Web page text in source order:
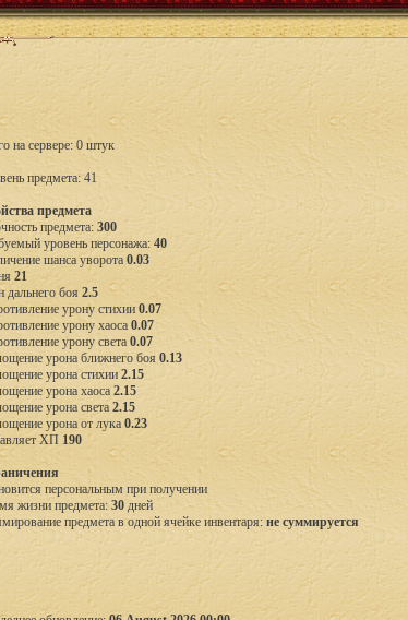
на сервере: 0 штук
предмета: 41
предмета
предмета: 300
уровень персонажа: 40
шанса уворота 0.03
21
дальнего боя 2.5
урону стихии 0.07
урону хаоса 0.07
урону света 0.07
урона ближнего боя 0.13
урона стихии 2.15
урона хаоса 2.15
урона света2.15
урона от лука 0.23
ХП 190
персональным при получении
жизни предмета:30 дней
предмета в одной ячейке инвентаря: не суммируется